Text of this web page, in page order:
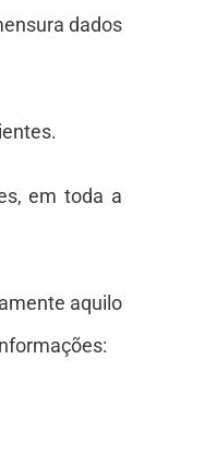
dados
em toda a
aquilo